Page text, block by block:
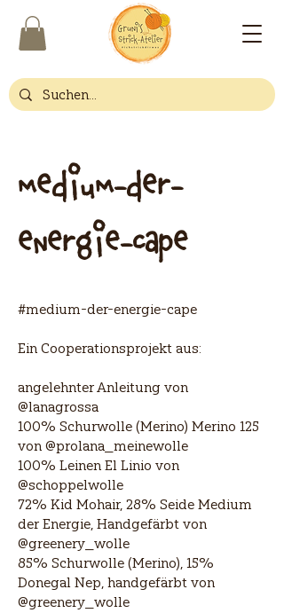
medium-der-
energie-cape
#medium-der-energie-cape
Ein Cooperationsprojekt aus:
angelehnter Anleitung von
@lanagrossa
100% Schurwolle (Merino) Merino 125
von @prolana_meinewolle
100% Leinen El Linio von
@schoppelwolle
72% Kid Mohair, 28% Seide Medium
der Energie, Handgefärbt von
@greenery_wolle
85% Schurwolle (Merino), 15%
Donegal Nep, handgefärbt von
@greenery_wolle